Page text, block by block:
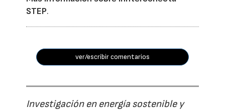
STEP.
ver/escribir comentarios
Investigación en energía sostenible y